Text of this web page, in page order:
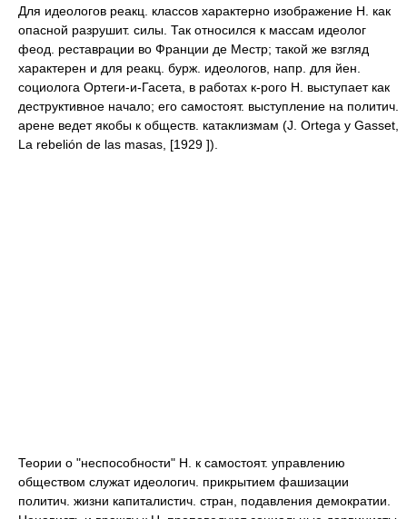
Для идеологов реакц. классов характерно изображение H. как
опасной разрушит. силы. Так относился к массам идеолог
феод. реставрации во Франции де Местр; такой же взгляд
характерен и для реакц. бурж. идеологов, напр. для йен.
социолога Ортеги-и-Гасета, в работах к-рого Н. выступает как
деструктивное начало; его самостоят. выступление на политич.
арене ведет якобы к обществ. катаклизмам (J. Ortega у Gasset,
La rebelión de las masas, [1929 ]).
Теории о "неспособности" Н. к самостоят. управлению
обществом служат идеологич. прикрытием фашизации
политич. жизни капиталистич. стран, подавления демократии.